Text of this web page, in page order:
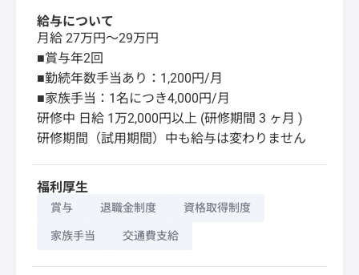
給与について
月給 27万円～29万円
■賞与年2回
■勤続年数手当あり：1,200円/月
■家族手当：1名につき4,000円/月
研修中 日給 1万2,000円以上 (研修期間 3 ヶ月 )
研修期間（試用期間）中も給与は変わりません
福利厚生
賞与 退職金制度 資格取得制度
家族手当 交通費支給